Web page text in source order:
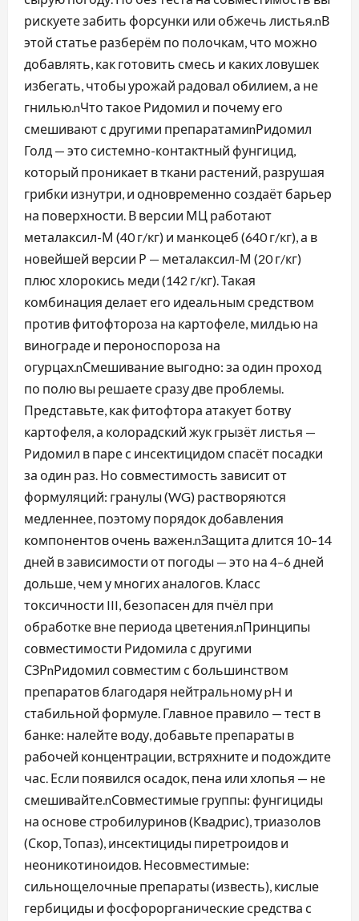
рискуете забить форсунки или обжечь листья.nВ
этой статье разберём по полочкам, что можно
добавлять, как готовить смесь и каких ловушек
избегать, чтобы урожай радовал обилием, а не
гнилью.nЧто такое Ридомил и почему его
смешивают с другими препаратамиnРидомил
Голд — это системно-контактный фунгицид,
который проникает в ткани растений, разрушая
грибки изнутри, и одновременно создаёт барьер
на поверхности. В версии МЦ работают
металаксил-М (40 г/кг) и манкоцеб (640 г/кг), а в
новейшей версии Р — металаксил-М (20 г/кг)
плюс хлорокись меди (142 г/кг). Такая
комбинация делает его идеальным средством
против фитофтороза на картофеле, милдью на
винограде и пероноспороза на
огурцах.nСмешивание выгодно: за один проход
по полю вы решаете сразу две проблемы.
Представьте, как фитофтора атакует ботву
картофеля, а колорадский жук грызёт листья —
Ридомил в паре с инсектицидом спасёт посадки
за один раз. Но совместимость зависит от
формуляций: гранулы (WG) растворяются
медленнее, поэтому порядок добавления
компонентов очень важен.nЗащита длится 10–14
дней в зависимости от погоды — это на 4–6 дней
дольше, чем у многих аналогов. Класс
токсичности III, безопасен для пчёл при
обработке вне периода цветения.nПринципы
совместимости Ридомила с другими
СЗРnРидомил совместим с большинством
препаратов благодаря нейтральному pH и
стабильной формуле. Главное правило — тест в
банке: налейте воду, добавьте препараты в
рабочей концентрации, встряхните и подождите
час. Если появился осадок, пена или хлопья — не
смешивайте.nСовместимые группы: фунгициды
на основе стробилуринов (Квадрис), триазолов
(Скор, Топаз), инсектициды пиретроидов и
неоникотиноидов. Несовместимые:
сильнощелочные препараты (известь), кислые
гербициды и фосфорорганические средства с